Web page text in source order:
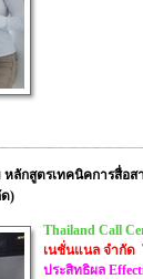
หลักสูตรเทคนิคการสื่
)
Thailand Call
เนชั่นแนล จำกัด
ประสิทธิผล